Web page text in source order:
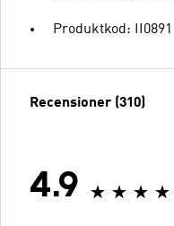
Produktkod: II0891
Recensioner (310)
4.9